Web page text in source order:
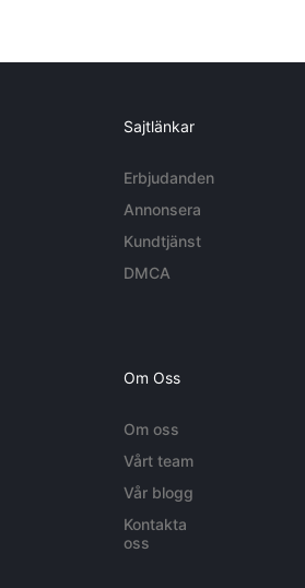
Sajtlänkar
Erbjudanden
Annonsera
Kundtjänst
DMCA
Om Oss
Om oss
Vårt team
Vår blogg
Kontakta
oss